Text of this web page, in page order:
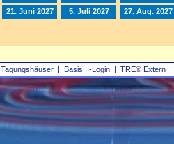
Tagungshäuser | Basis II‑Login | TRE® Extern |
21. Juni 2027 5. Juli 2027 27. Aug. 2027